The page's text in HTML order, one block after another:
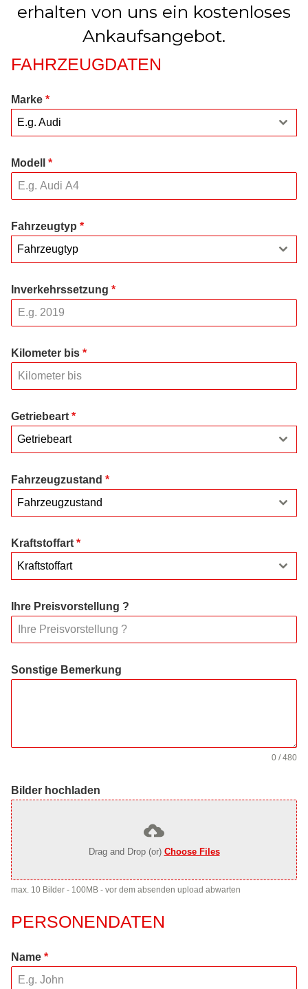
erhalten von uns ein kostenloses
Ankaufsangebot.
FAHRZEUGDATEN
Marke *
E.g. Audi
Modell *
Fahrzeugtyp *
Fahrzeugtyp
Inverkehrssetzung *
Kilometer bis *
Getriebeart *
Getriebeart
Fahrzeugzustand *
Fahrzeugzustand
Kraftstoffart *
Kraftstoffart
Ihre Preisvorstellung ?
Sonstige Bemerkung
0 / 480
Bilder hochladen
Drag and Drop (or) Choose Files
max. 10 Bilder - 100MB - vor dem absenden upload abwarten
PERSONENDATEN
Name *